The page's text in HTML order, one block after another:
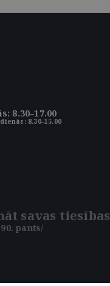
8.30–17.00
8.30–15.00
savas tiesības
pants/